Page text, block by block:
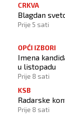
CRKVA
Blagdan
Prije 5 sati
OPĆI IZBORI
Imena
u listopadu
Prije 8 sati
KSB
Radarske
Prije 8 sati